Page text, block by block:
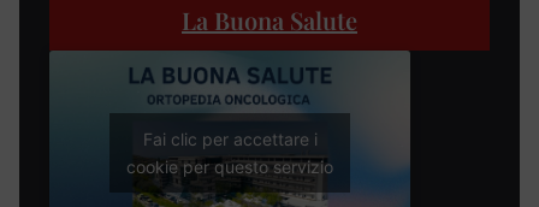
La Buona Salute
Fai clic per accettare i
cookie per questo servizio